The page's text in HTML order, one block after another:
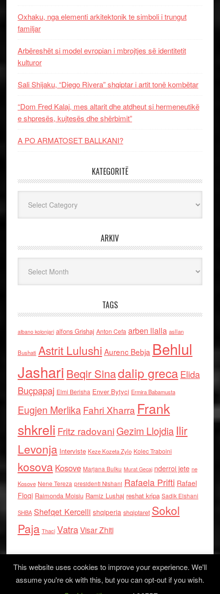
Oxhaku, nga elementi arkitektonik te simboli i trungut
familjar
Arbëreshët si model evropian i mbrojtjes së identitetit
kulturor
Sali Shijaku, “Diego Rivera” shqiptar i artit tonë kombëtar
“Dom Fred Kalaj, mes altarit dhe atdheut si hermeneutikë
e shpresës, kujtesës dhe shërbimit”
A PO ARMATOSET BALLKANI?
KATEGORITË
ARKIV
TAGS
albano kolonjari alfons Grishaj Anton Cefa arben llalla asllan
Bushati Astrit Lulushi Aurenc Bebja Behlul
Jashari Beqir Sinadalip grecaElida
Buçpapaj Elmi Berisha Enver Bytyci Ermira Babamusta
Eugjen MerlikaFahri Xharra Frank
shkreli Fritz radovaniGezim Llojdia Ilir
Levonja Interviste Keze Kozeta Zylo Kolec Traboini
kosova Kosove Marjana Bulku Murat Gecaj nderroi jete ne
Kosove Nene Tereza presidenti Nishani Rafaela Prifti Rafael
Floqi Raimonda Moisiu Ramiz Lushaj reshat kripa Sadik Elshani
SHBA Shefqet Kercelli shqiperia shqiptaret Sokol
Paja Thaci VatraVisar Zhiti
This website uses cookies to improve your experience. We'll
assume you're ok with this, but you can opt-out if you wish.